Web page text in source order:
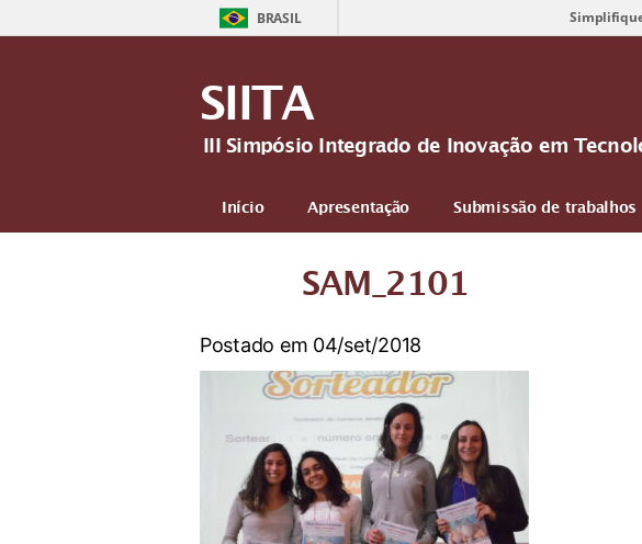
BRASIL
SIITA
III Simpósio Integrado de Inovação em
Início Apresentação Submissão de trabalhos
SAM_2101
Postado em 04/set/2018